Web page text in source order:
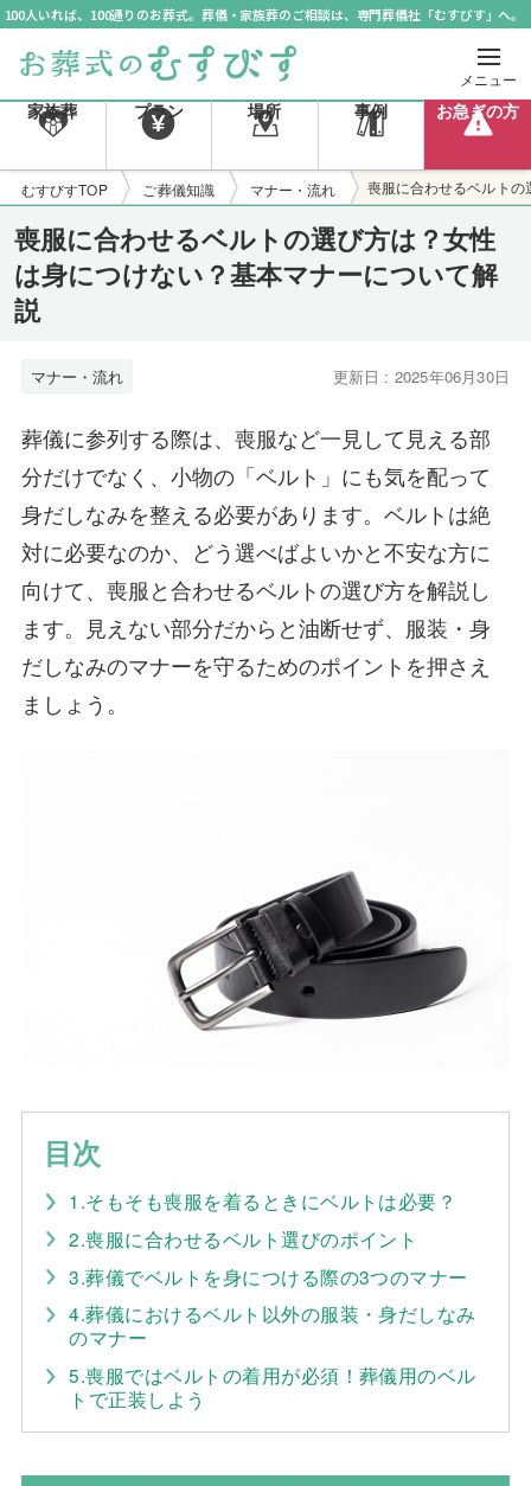
100人いれば、100通りのお葬式。葬儀・家族葬のご相談は、専門葬儀社「むすびす」へ。
メニュー
家族葬 プラン 場所 事例 お急ぎの方
むすびすTOP ご葬儀知識 マナー・流れ 喪服に合わせるベルト
喪服に合わせるベルトの選び方は？女性
は身につけない？基本マナーについて解
説
マナー・流れ 更新日 : 2025年06月30日
葬儀に参列する際は、喪服など一見して見える部
分だけでなく、小物の「ベルト」にも気を配って
身だしなみを整える必要があります。ベルトは絶
対に必要なのか、どう選べばよいかと不安な方に
向けて、喪服と合わせるベルトの選び方を解説し
ます。見えない部分だからと油断せず、服装・身
だしなみのマナーを守るためのポイントを押さえ
ましょう。
目次
1.そもそも喪服を着るときにベルトは必要？
2.喪服に合わせるベルト選びのポイント
3.葬儀でベルトを身につける際の3つのマナー
4.葬儀におけるベルト以外の服装・身だしなみ
のマナー
5.喪服ではベルトの着用が必須！葬儀用のベル
トで正装しよう